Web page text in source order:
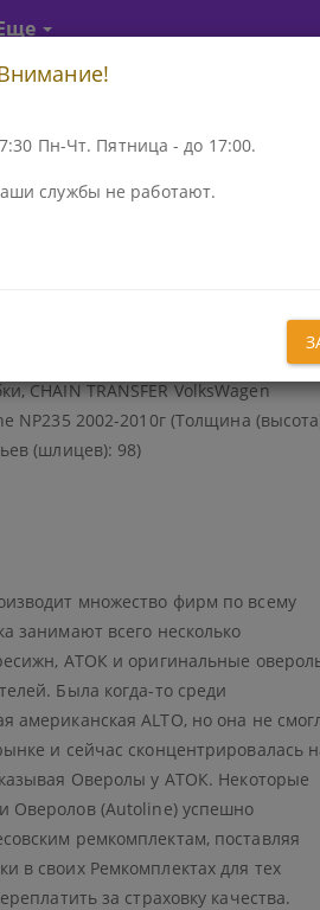
CVT Цепь раздаточной
chain transfer
CHAIN TRANSFER VolksWagen
NP235 2002-2010г (Толщина
(шлицев): 98)
множество фирм по всему
занимают всего несколько
АТОК и оригинальные
Была когда-то среди
американская ALTO, но она не
и сейчас сконцентрировалась
Оверолы у АТОК. Некоторые
Оверолов (Autoline) успешно
ремкомплектам, поставляя
в своих Ремкомплектах для тех
за страховку качества.
Пн-Чт. Пятница - до 17:00.
службы не работают.